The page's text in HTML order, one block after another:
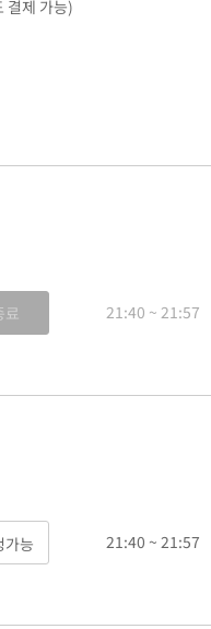
결제 가능)
료 21:40 ~ 21:57
21:40 ~ 21:57